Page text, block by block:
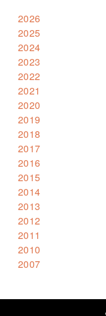
2026
2025
2024
2023
2022
2021
2020
2019
2018
2017
2016
2015
2014
2013
2012
2011
2010
2007